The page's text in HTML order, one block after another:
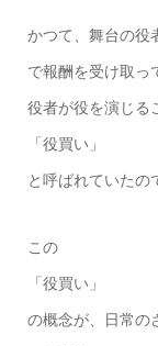
かつて、舞台の役
で報酬を受け取っ
役者が役を演じる
「役買い」
と呼ばれていたの
この
「役買い」
の概念が、日常の